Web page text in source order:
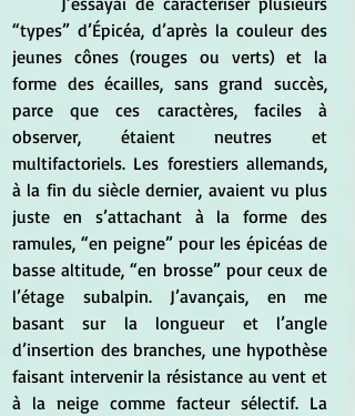
“types” d’Épicéa, d’après la couleur des
jeunes cônes (rouges ou verts) et la
forme des écailles, sans grand succès,
parce que ces caractères, faciles à
observer, étaient neutres et
multifactoriels. Les forestiers allemands,
à la fin du siècle dernier, avaient vu plus
juste en s’attachant à la forme des
ramules, “en peigne” pour les épicéas de
basse altitude, “en brosse” pour ceux de
l’étage subalpin. J’avançais, en me
basant sur la longueur et l’angle
d’insertion des branches, une hypothèse
faisant intervenir la résistance au vent et
à la neige comme facteur sélectif. La